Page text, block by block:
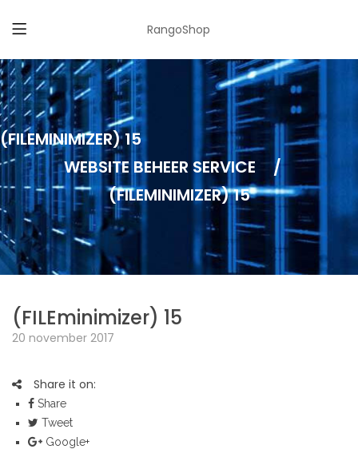
RangoShop
(FILEMINIMIZER) 15
WEBSITE BEHEER SERVICE
/
(FILEMINIMIZER) 15
(FILEminimizer) 15
20 november 2017
Share it on:
Share
Tweet
Google+